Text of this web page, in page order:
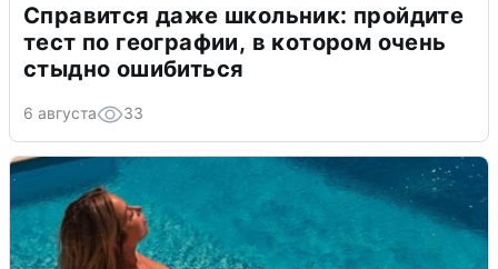
Справится даже школьник: пройдите
тест по географии, в котором очень
стыдно ошибиться
6 августа 33